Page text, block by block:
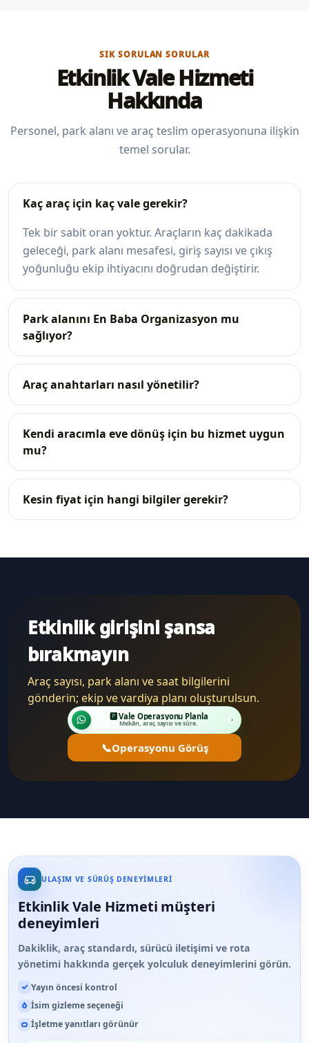
SIK SORULAN SORULAR
Etkinlik Vale Hizmeti
Hakkında
Personel, park alanı ve araç teslim operasyonuna ilişkin
temel sorular.
Kaç araç için kaç vale gerekir?
Tek bir sabit oran yoktur. Araçların kaç dakikada
geleceği, park alanı mesafesi, giriş sayısı ve çıkış
yoğunluğu ekip ihtiyacını doğrudan değiştirir.
Park alanını En Baba Organizasyon mu
sağlıyor?
Araç anahtarları nasıl yönetilir?
Kendi aracımla eve dönüş için bu hizmet uygun
mu?
Kesin fiyat için hangi bilgiler gerekir?
Etkinlik girişini şansa
bırakmayın
Araç sayısı, park alanı ve saat bilgilerini
gönderin; ekip ve vardiya planı oluşturulsun.
🅿️ Vale Operasyonu Planla
Mekân, araç sayısı ve süre.
📞Operasyonu Görüş
ULAŞIM VE SÜRÜŞ DENEYIMLERI
Etkinlik Vale Hizmeti müşteri
deneyimleri
Dakiklik, araç standardı, sürücü iletişimi ve rota
yönetimi hakkında gerçek yolculuk deneyimlerini görün.
Yayın öncesi kontrol
İsim gizleme seçeneği
İşletme yanıtları görünür